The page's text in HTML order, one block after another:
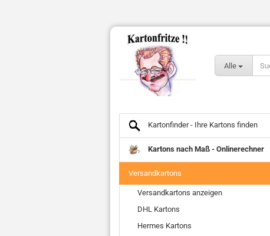
Alle
Kartonfinder - Ihre Kartons finden
Kartons nach Maß - Onlinerechner
Versandkartons
Versandkartons anzeigen
DHL Kartons
Hermes Kartons